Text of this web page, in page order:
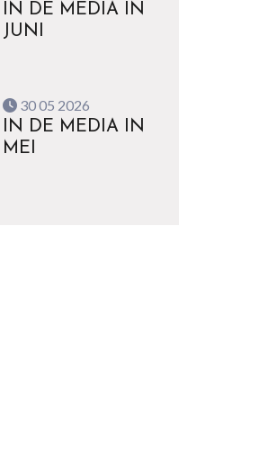
IN DE MEDIA IN
JUNI
30 05 2026
IN DE MEDIA IN
MEI